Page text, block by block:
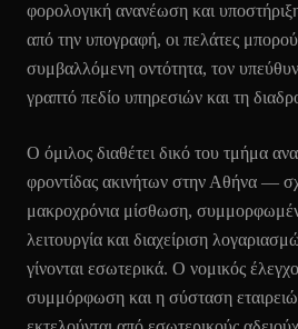
φορολογική ανανέωση και
από την υπογραφή, οι πελάτες
συμβαλλόμενη οντότητα, τον
γραπτό πεδίο υπηρεσιών και τη
Ο όμιλος διαθέτει δικό του τμήμα
φροντίδας ακινήτων στην Αθήνα —
μακροχρόνια μίσθωση,
λειτουργία και διαχείριση
γίνονται εσωτερικά. Ο νομικός
συμμόρφωση και η σύσταση